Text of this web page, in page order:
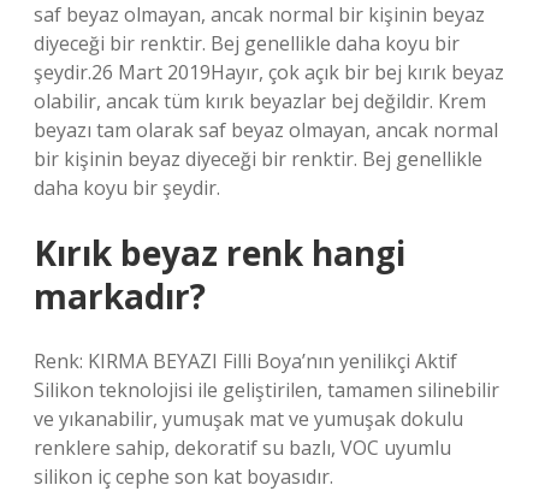
saf beyaz olmayan, ancak normal bir kişinin beyaz
diyeceği bir renktir. Bej genellikle daha koyu bir
şeydir.26 Mart 2019Hayır, çok açık bir bej kırık beyaz
olabilir, ancak tüm kırık beyazlar bej değildir. Krem
beyazı tam olarak saf beyaz olmayan, ancak normal
bir kişinin beyaz diyeceği bir renktir. Bej genellikle
daha koyu bir şeydir.
Kırık beyaz renk hangi
markadır?
Renk: KIRMA BEYAZI Filli Boya’nın yenilikçi Aktif
Silikon teknolojisi ile geliştirilen, tamamen silinebilir
ve yıkanabilir, yumuşak mat ve yumuşak dokulu
renklere sahip, dekoratif su bazlı, VOC uyumlu
silikon iç cephe son kat boyasıdır.